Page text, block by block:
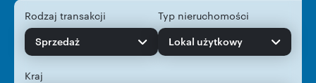
Rodzaj transakcji
Sprzedaż
Typ nieruchomości
Lokal użytkowy
Kraj